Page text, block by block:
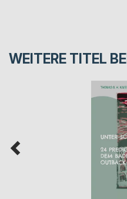
WEITERE TITEL BEI